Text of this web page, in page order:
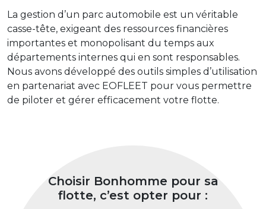
La gestion d’un parc automobile est un véritable
casse-tête, exigeant des ressources financières
importantes et monopolisant du temps aux
départements internes qui en sont responsables.
Nous avons développé des outils simples d’utilisation
en partenariat avec EOFLEET pour vous permettre
de piloter et gérer efficacement votre flotte.
Choisir Bonhomme pour sa
flotte, c’est opter pour :